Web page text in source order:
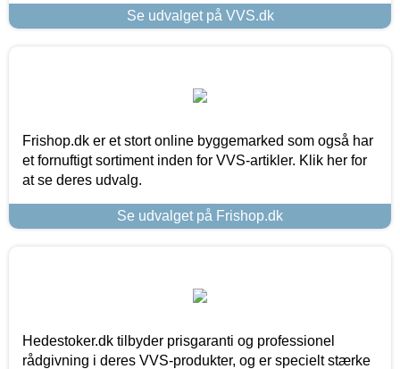
Se udvalget på VVS.dk
Frishop.dk er et stort online byggemarked som også har
et fornuftigt sortiment inden for VVS-artikler. Klik her for
at se deres udvalg.
Se udvalget på Frishop.dk
Hedestoker.dk tilbyder prisgaranti og professionel
rådgivning i deres VVS-produkter, og er specielt stærke